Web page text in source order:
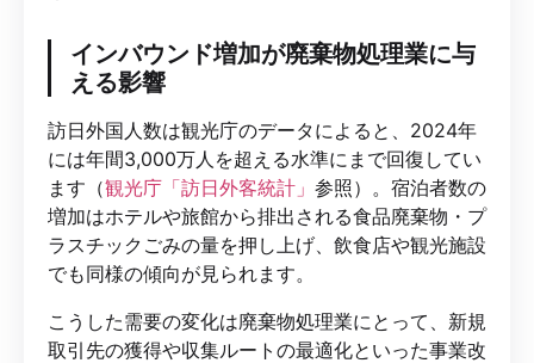
インバウンド増加が廃棄物処理業に与
える影響
訪日外国人数は観光庁のデータによると、2024年
には年間3,000万人を超える水準にまで回復してい
ます（観光庁「訪日外客統計」 参照）。宿泊者数の
増加はホテルや旅館から排出される食品廃棄物・プ
ラスチックごみの量を押し上げ、飲食店や観光施設
でも同様の傾向が見られます。
こうした需要の変化は廃棄物処理業にとって、新規
取引先の獲得や収集ルートの最適化といった事業改